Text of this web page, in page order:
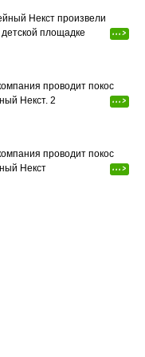
Некст произвели
площадке
...>
проводит покос
Некст. 2
...>
проводит покос
Некст
...>